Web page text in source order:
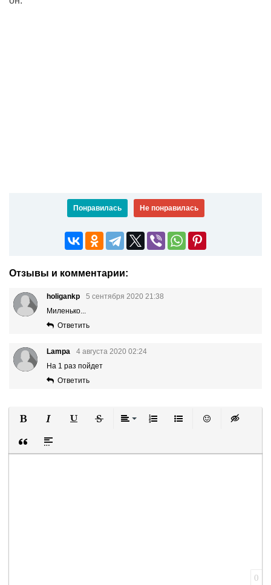
Понравилась Не понравилась
Отзывы и комментарии:
holigankp
5 сентября 2020 21:38
Миленько...
Ответить
Lampa
4 августа 2020 02:24
На 1 раз пойдет
Ответить
Вставка цитаты
Вставка спойлера
0